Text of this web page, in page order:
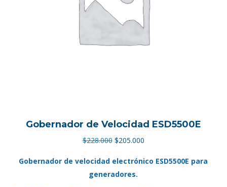
Gobernador de Velocidad ESD5500E
$228.000 El
original
era:
$205.000El
actual
Gobernador de velocidad electrónico ESD5500E para
generadores.